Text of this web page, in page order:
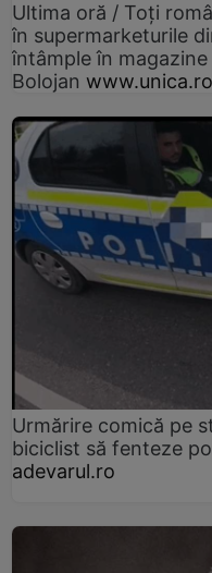
Ultima oră / Toți
în supermarketurile
întâmple în
Bolojan www.unica.ro
Urmărire comică pe
biciclist să fenteze
adevarul.ro